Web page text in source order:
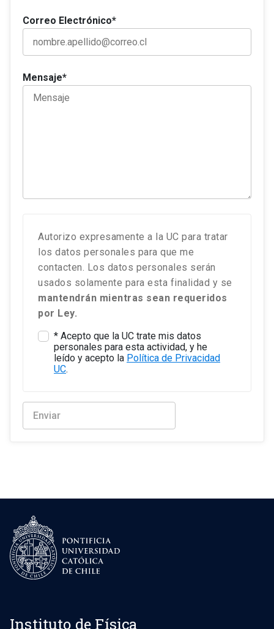
Correo Electrónico*
Mensaje*
Autorizo expresamente a la UC para tratar
los datos personales para que me
contacten. Los datos personales serán
usados solamente para esta finalidad y se
mantendrán mientras sean requeridos
por Ley.
* Acepto que la UC trate mis datos
personales para esta actividad, y he
leído y acepto la Política de Privacidad
UC.
Instituto de Física